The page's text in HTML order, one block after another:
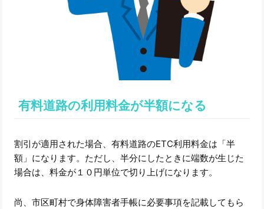
有料道路の利用料金が半額になる
割引が適用された場合、有料道路のETC利用料金は「半
額」になります。ただし、半分にしたときに端数が生じた
場合は、料金が１０円単位で切り上げになります。
尚、市区町村で身体障害者手帳に必要事項を記載してもら